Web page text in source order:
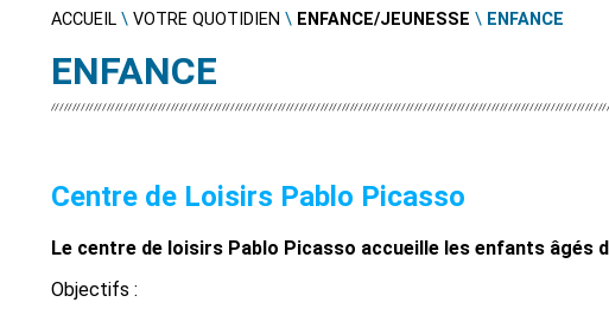
ACCUEIL\ VOTRE QUOTIDIEN \ ENFANCE/JEUNESSE \ ENFANCE
ENFANCE
Centre de Loisirs Pablo Picasso
Le centre de loisirs Pablo Picasso accueille les enfants âgés
Objectifs :